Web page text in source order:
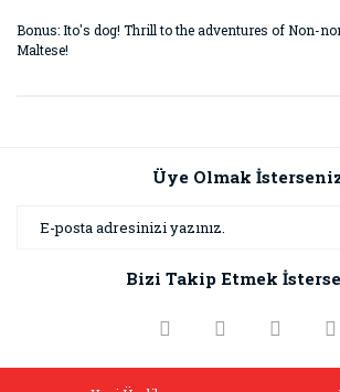
Bonus: Ito's dog! Thrill to the adventures of Non-
Maltese!
Görüş ve önerileriniz için teşekkür ederiz.
Ürün resmi kalitesiz, bozuk veya
Ürün bilgilerinde hatalar bulunuyor.
Üye Olmak
Bizi Takip Etmek